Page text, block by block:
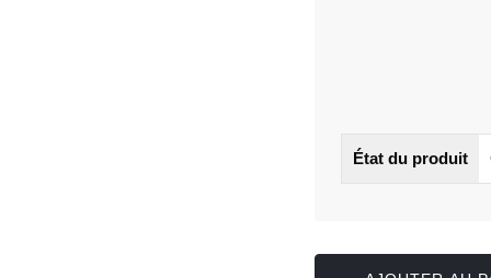
État du produit